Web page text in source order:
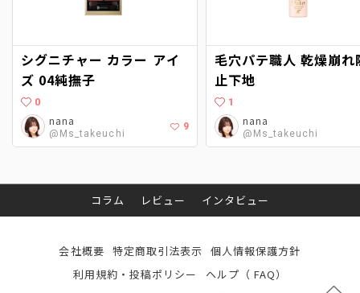
シグニチャー カラー アイ
ズ 04純撫子
0
nana
@Ms_takeuchi
9
毛穴パテ職人 乾燥崩れ防
止下地
1
nana
@Ms_takeuchi
コラム レビュー インタビュー
会社概要 特定商取引法表示 個人情報保護方針
利用規約・投稿ポリシー
ヘルプ（ FAQ）